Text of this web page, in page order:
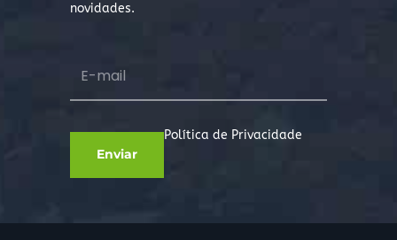
novidades.
Política de Privacidade